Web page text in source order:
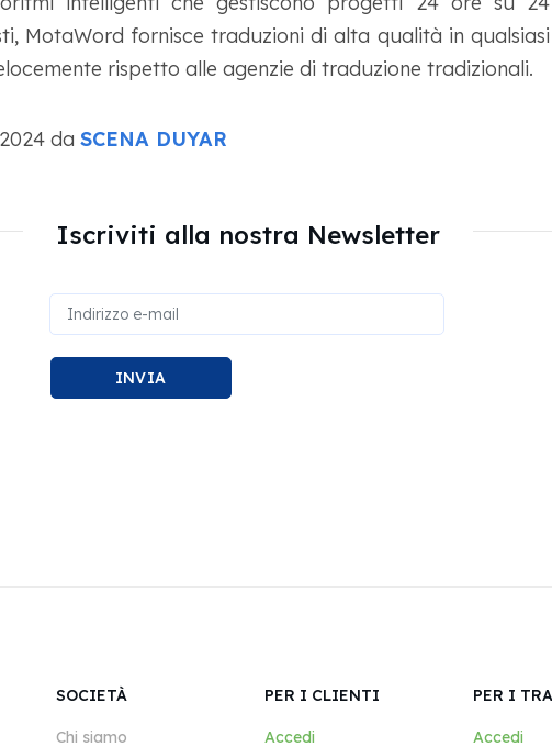
MotaWord fornisce traduzioni di alta qualità in qualsiasi
rispetto alle agenzie di traduzione tradizionali.
da SCENA DUYAR
Iscriviti alla nostra Newsletter
INVIA
SOCIETÀ
Chi siamo
PER I CLIENTI
Accedi
PER I
Accedi